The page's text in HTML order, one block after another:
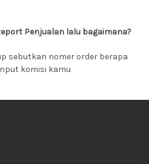
Penjualan lalu bagaimana?
sebutkan nomer order berapa
komisi kamu